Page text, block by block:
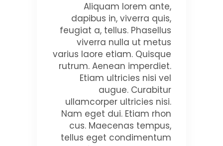
Aliquam lorem ante,
dapibus in, viverra quis,
feugiat a, tellus. Phasellus
viverra nulla ut metus
varius laore etiam. Quisque
rutrum. Aenean imperdiet.
Etiam ultricies nisi vel
augue. Curabitur
ullamcorper ultricies nisi.
Nam eget dui. Etiam rhon
cus. Maecenas tempus,
tellus eget condimentum